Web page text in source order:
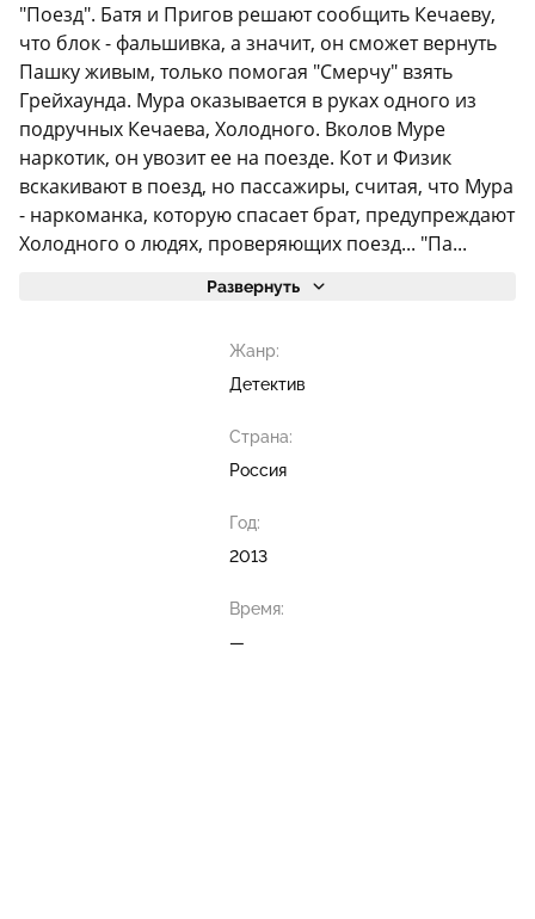
"Поезд". Батя и Пригов решают сообщить Кечаеву,
что блок - фальшивка, а значит, он сможет вернуть
Пашку живым, только помогая "Смерчу" взять
Грейхаунда. Мура оказывается в руках одного из
подручных Кечаева, Холодного. Вколов Муре
наркотик, он увозит ее на поезде. Кот и Физик
вскакивают в поезд, но пассажиры, считая, что Мура
- наркоманка, которую спасает брат, предупреждают
Холодного о людях, проверяющих поезд... "Па...
Развернуть
Жанр:
Детектив
Страна:
Россия
Год:
2013
Время:
—